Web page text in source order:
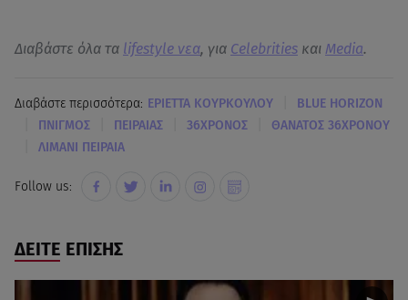
Διαβάστε όλα τα lifestyle νεα, για Celebrities και Media.
Διαβάστε περισσότερα: ΕΡΙΕΤΤΑ ΚΟΥΡΚΟΥΛΟΥ BLUE HORIZON
ΠΝΙΓΜΟΣ ΠΕΙΡΑΙΑΣ 36ΧΡΟΝΟΣ ΘΑΝΑΤΟΣ 36ΧΡΟΝΟΥ
ΛΙΜΑΝΙ ΠΕΙΡΑΙΑ
Follow us:
ΔΕΙΤΕ ΕΠΙΣΗΣ